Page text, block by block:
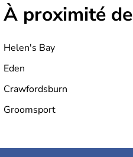
À proximité de
Helen's Bay
Eden
Crawfordsburn
Groomsport